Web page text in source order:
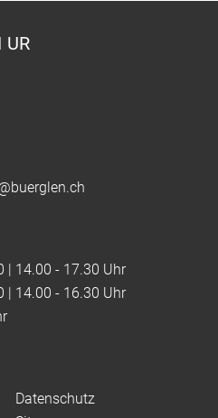
UR
| 14.00 - 17.30 Uhr
| 14.00 - 16.30 Uhr
Datenschutz